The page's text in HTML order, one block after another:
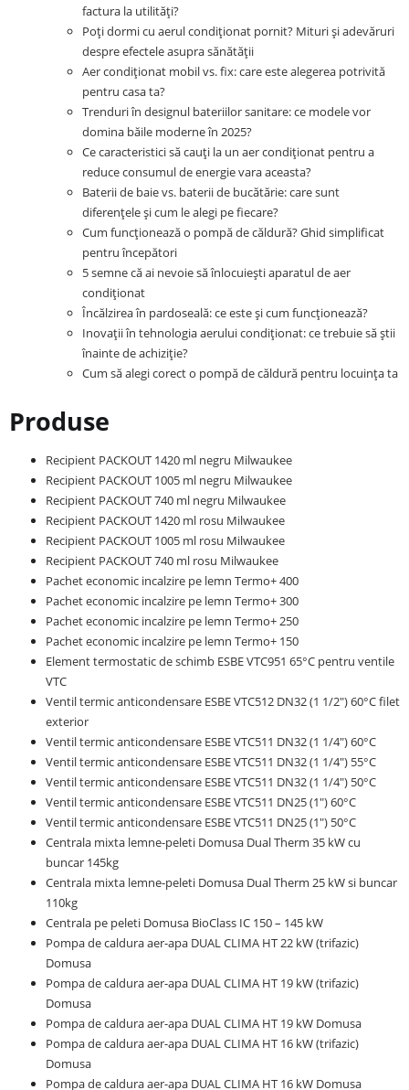
factura la utilități?
Poți dormi cu aerul condiționat pornit? Mituri și adevăruri
despre efectele asupra sănătății
Aer condiționat mobil vs. fix: care este alegerea potrivită
pentru casa ta?
Trenduri în designul bateriilor sanitare: ce modele vor
domina băile moderne în 2025?
Ce caracteristici să cauți la un aer condiționat pentru a
reduce consumul de energie vara aceasta?
Baterii de baie vs. baterii de bucătărie: care sunt
diferențele și cum le alegi pe fiecare?
Cum funcționează o pompă de căldură? Ghid simplificat
pentru începători
5 semne că ai nevoie să înlocuiești aparatul de aer
condiționat
Încălzirea în pardoseală: ce este și cum funcționează?
Inovații în tehnologia aerului condiționat: ce trebuie să știi
înainte de achiziție?
Cum să alegi corect o pompă de căldură pentru locuința ta
Produse
Recipient PACKOUT 1420 ml negru Milwaukee
Recipient PACKOUT 1005 ml negru Milwaukee
Recipient PACKOUT 740 ml negru Milwaukee
Recipient PACKOUT 1420 ml rosu Milwaukee
Recipient PACKOUT 1005 ml rosu Milwaukee
Recipient PACKOUT 740 ml rosu Milwaukee
Pachet economic incalzire pe lemn Termo+ 400
Pachet economic incalzire pe lemn Termo+ 300
Pachet economic incalzire pe lemn Termo+ 250
Pachet economic incalzire pe lemn Termo+ 150
Element termostatic de schimb ESBE VTC951 65°C pentru ventile
VTC
Ventil termic anticondensare ESBE VTC512 DN32 (1 1/2") 60°C filet
exterior
Ventil termic anticondensare ESBE VTC511 DN32 (1 1/4") 60°C
Ventil termic anticondensare ESBE VTC511 DN32 (1 1/4") 55°C
Ventil termic anticondensare ESBE VTC511 DN32 (1 1/4") 50°C
Ventil termic anticondensare ESBE VTC511 DN25 (1") 60°C
Ventil termic anticondensare ESBE VTC511 DN25 (1") 50°C
Centrala mixta lemne-peleti Domusa Dual Therm 35 kW cu
buncar 145kg
Centrala mixta lemne-peleti Domusa Dual Therm 25 kW si buncar
110kg
Centrala pe peleti Domusa BioClass IC 150 – 145 kW
Pompa de caldura aer-apa DUAL CLIMA HT 22 kW (trifazic)
Domusa
Pompa de caldura aer-apa DUAL CLIMA HT 19 kW (trifazic)
Domusa
Pompa de caldura aer-apa DUAL CLIMA HT 19 kW Domusa
Pompa de caldura aer-apa DUAL CLIMA HT 16 kW (trifazic)
Domusa
Pompa de caldura aer-apa DUAL CLIMA HT 16 kW Domusa